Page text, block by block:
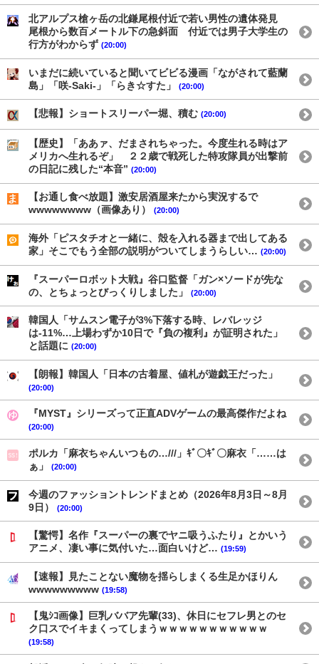
北アルプス槍ヶ岳の北鎌尾根付近で若い男性の遺体発見
尾根から数百メートル下の急斜面 付近では男子大学生の
行方がわからず (20:00)
いまだに続いていると聞いてビビる漫画「ながされて藍蘭
島」「咲-Saki-」「らき☆すた」
(20:00)
【悲報】ショートスリーパー堀、積む (20:00)
【歴史】「ああァ、だまされちゃった。今度生れる時はア
メリカへ生れるぞ」 ２２歳で戦死した特攻隊員が出撃前
の日記に残した“本音” (20:00)
【お通し食べ放題】激安居酒屋来たから実況するで
wwwwwwww（画像あり）
(20:00)
海外「ピスタチオと一緒に、殻を入れる器まで出してある
家」そこでもう全部の説明がついてしまうらしい… (20:00)
『スーパーロボット大戦』谷口監督「ガン×ソードが先な
の、とちょっとびっくりしました」
(20:00)
韓国人「サムスン電子が3%下落する時、レバレッジ
は-11%…上場わずか10日で『負の複利』が証明された」
と話題に (20:00)
【朗報】韓国人「日本の古着屋、値札が遊戯王だった」
(20:00)
『MYST』シリーズって正直ADVゲームの最高傑作だよね
(20:00)
ポルカ「麻衣ちゃんいつもの…///」ｷﾞ〇ｷﾞ〇麻衣「……は
ぁ」
(20:00)
今週のファッショントレンドまとめ（2026年8月3日～8月
9日）
(20:00)
【驚愕】名作『スーパーの裏でヤニ吸うふたり』とかいう
アニメ、凄い事に気付いた…面白いけど… (19:59)
【速報】見たことない魔物を揺らしまくる生足かほりん
wwwwwwwww (19:58)
【鬼ｼｺ画像】巨乳ババア先輩(33)、休日にセフレ男とのセ
ク口スでイキまくってしまうｗｗｗｗｗｗｗｗｗｗｗ
(19:58)